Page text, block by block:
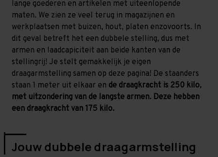
lange goederen en artikelen met uiteenlopende
maten. We zien ze veel terug in magazijnen en
werkplaatsen met buizen, hout, platen enzovoorts. In
dit geval betreft het een dubbele stelling, dus met
armen en laadcapiciteit aan beide kanten van de
stellingrij! Je stelt gemakkelijk je eigen
draagarmstelling samen op deze pagina! De staanders
staan 1 meter uit elkaar en de draagkracht is 250 kilo,
met uitzondering van de langste armen. Deze hebben
een draagkracht van 175 kilo.
Jouw dubbele draagarmstelling